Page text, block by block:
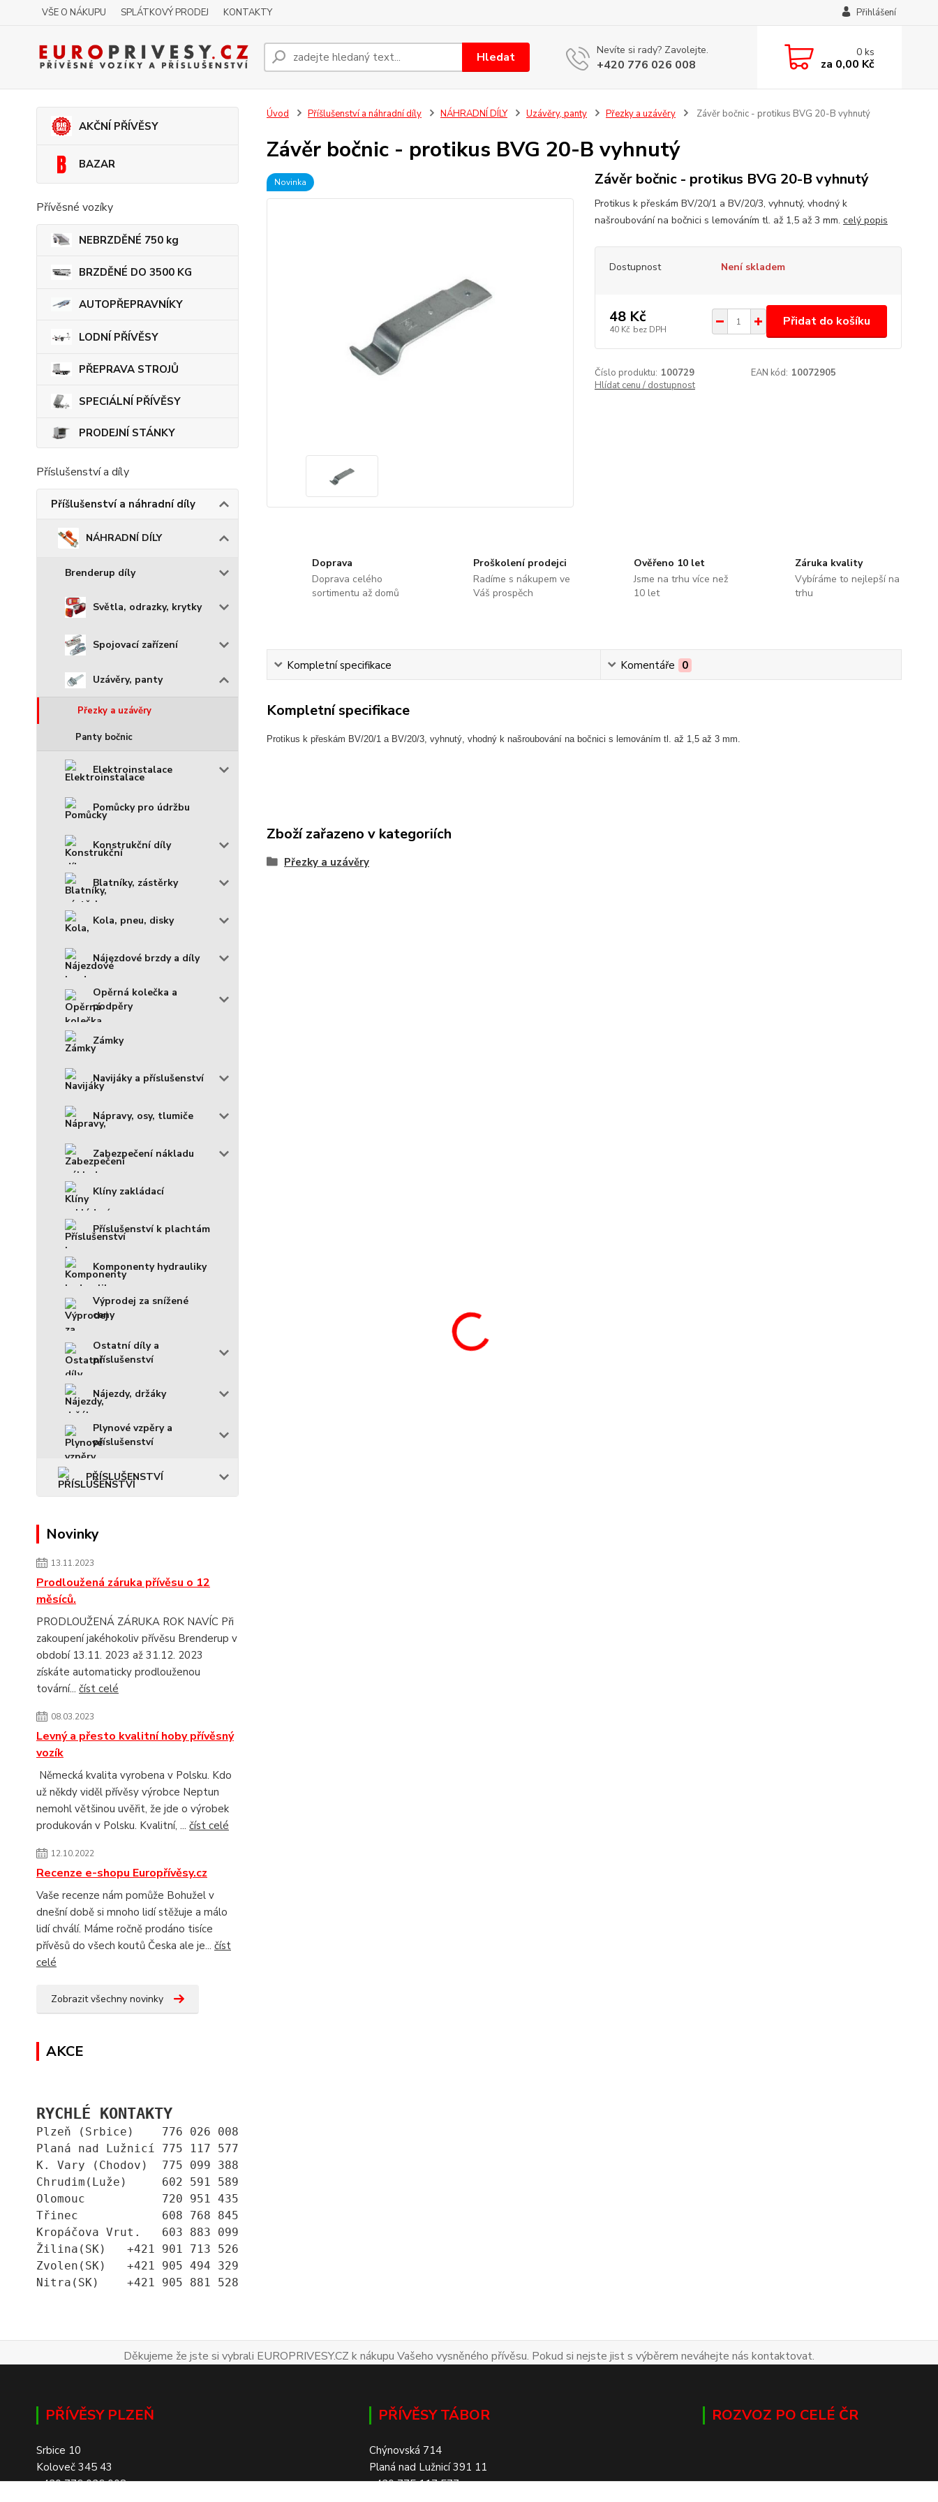
VŠE O NÁKUPU SPLÁTKOVÝ PRODEJ KONTAKTY Přihlášení
Hledat Nevíte si rady? Zavolejte.
+420 776 026 008
0ks
za 0,00 Kč
AKČNÍ PŘÍVĚSY
BAZAR
Přívěsné vozíky
NEBRZDĚNÉ 750 kg
BRZDĚNÉ DO 3500 KG
AUTOPŘEPRAVNÍKY
LODNÍ PŘÍVĚSY
PŘEPRAVA STROJŮ
SPECIÁLNÍ PŘÍVĚSY
PRODEJNÍ STÁNKY
Příslušenství a díly
Příšlušenství a náhradní díly
NÁHRADNÍ DÍLY
Brenderup díly
Světla, odrazky, krytky
Spojovací zařízení
Uzávěry, panty
Přezky a uzávěry
Panty bočnic
Elektroinstalace
Pomůcky pro údržbu
Konstrukční díly
Blatníky, zástěrky
Kola, pneu, disky
Nájezdové brzdy a díly
Opěrná kolečka a
podpěry
Zámky
Navijáky a příslušenství
Nápravy, osy, tlumiče
Zabezpečení nákladu
Klíny zakládací
Příslušenství k plachtám
Komponenty hydrauliky
Výprodej za snížené
ceny
Ostatní díly a
příslušenství
Nájezdy, držáky
Plynové vzpěry a
příslušenství
PŘÍSLUŠENSTVÍ
Novinky
13.11.2023
Prodloužená záruka přívěsu o 12
měsíců.
PRODLOUŽENÁ ZÁRUKA ROK NAVÍC Při
zakoupení jakéhokoliv přívěsu Brenderup v
období 13.11. 2023 až 31.12. 2023
získáte automaticky prodlouženou
tovární... číst celé
08.03.2023
Levný a přesto kvalitní hoby přívěsný
vozík
Německá kvalita vyrobena v Polsku. Kdo
už někdy viděl přívěsy výrobce Neptun
nemohl většinou uvěřit, že jde o výrobek
produkován v Polsku. Kvalitní, ... číst celé
12.10.2022
Recenze e-shopu Europřívěsy.cz
Vaše recenze nám pomůže Bohužel v
dnešní době si mnoho lidí stěžuje a málo
lidí chválí. Máme ročně prodáno tisíce
přívěsů do všech koutů Česka ale je... číst
celé
Zobrazit všechny novinky
AKCE
RYCHLÉ KONTAKTY
Plzeň (Srbice)    776 026 008
Planá nad Lužnicí 775 117 577
K. Vary (Chodov)  775 099 388
Chrudim(Luže)     602 591 589
Olomouc           720 951 435
Třinec            608 768 845
Kropáčova Vrut.   603 883 099
Žilina(SK)   +421 901 713 526
Zvolen(SK)   +421 905 494 329
Nitra(SK)    +421 905 881 528
Úvod Příšlušenství a náhradní díly NÁHRADNÍ DÍLY Uzávěry, panty Přezky a uzávěry Závěr bočnic - protikus BVG 20-B vyhnutý
Závěr bočnic - protikus BVG 20-B vyhnutý
Novinka Závěr bočnic - protikus BVG 20-B vyhnutý
Protikus k přeskám BV/20/1 a BV/20/3, vyhnutý, vhodný k
našroubování na bočnici s lemováním tl. až 1,5 až 3 mm. celý popis
Dostupnost Není skladem
48 Kč
40 Kč bez DPH
Přidat do košíku
Číslo produktu: 100729 EAN kód: 10072905
Hlídat cenu / dostupnost
Doprava
Doprava celého
sortimentu až domů
Proškolení prodejci
Radíme s nákupem ve
Váš prospěch
Ověřeno 10 let
Jsme na trhu více než
10 let
Záruka kvality
Vybíráme to nejlepší na
trhu
Kompletní specifikace Komentáře 0
Kompletní specifikace
Protikus k přeskám BV/20/1 a BV/20/3, vyhnutý, vhodný k našroubování na bočnici s lemováním tl. až 1,5 až 3 mm.
Zboží zařazeno v kategoriích
Přezky a uzávěry
Děkujeme že jste si vybrali EUROPRIVESY.CZ k nákupu Vašeho vysněného přívěsu. Pokud si nejste jist s výběrem neváhejte nás kontaktovat.
PŘÍVĚSY PLZEŇ
Srbice 10
Koloveč 345 43
+420 776 026 008
PŘÍVĚSY TÁBOR
Chýnovská 714
Planá nad Lužnicí 391 11
+420 775 117 577
ROZVOZ PO CELÉ ČR